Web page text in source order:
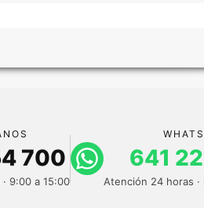
700
9:00 a 15:00
641
Atención 24 horas